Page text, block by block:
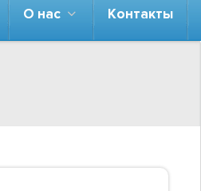
О нас Контакты